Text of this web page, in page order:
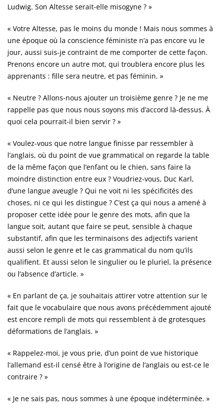
Ludwig. Son Altesse serait-elle misogyne ? »
« Votre Altesse, pas le moins du monde ! Mais nous sommes à
une époque où la conscience féministe n’a pas encore vu le
jour, aussi suis-je contraint de me comporter de cette façon.
Prenons encore un autre mot, qui troublera encore plus les
apprenants : fille sera neutre, et pas féminin. »
« Neutre ? Allons-nous ajouter un troisième genre ? Je ne me
rappelle pas que nous nous soyons mis d’accord là-dessus. À
quoi cela pourrait-il bien servir ? »
« Voulez-vous que notre langue finisse par ressembler à
l’anglais, où du point de vue grammatical on regarde la table
de la même façon que l’enfant ou le chien, sans faire la
moindre distinction entre eux ? Voudriez-vous, Duc Karl,
d’une langue aveugle ? Qui ne voit ni les spécificités des
choses, ni ce qui les distingue ? C’est ça qui nous a amené à
proposer cette idée pour le genre des mots, afin que la
langue soit, autant que faire se peut, sensible à chaque
substantif, afin que les terminaisons des adjectifs varient
aussi selon le genre et le cas grammatical du nom qu’ils
qualifient. Et aussi selon le singulier ou le pluriel, la présence
ou l’absence d’article. »
« En parlant de ça, je souhaitais attirer votre attention sur le
fait que le vocabulaire que nous avons précédemment ajouté
est encore rempli de mots qui ressemblent à de grotesques
déformations de l’anglais. »
« Rappelez-moi, je vous prie, d’un point de vue historique
l’allemand est-il censé être à l’origine de l’anglais ou est-ce le
contraire ? »
« Je ne sais pas, nous sommes à une époque indéterminée. »